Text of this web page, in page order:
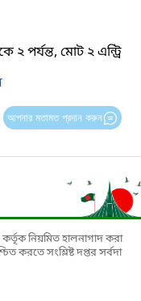
২ পর্যন্ত, মোট ২ এন্ট্রি
আপনার মতামত প্রদান করুন
নিয়মিত হালনাগাদ করা
করতে সংশ্লিষ্ট দপ্তর সর্বদা